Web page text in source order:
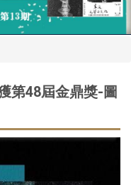
第48屆金鼎獎-圖